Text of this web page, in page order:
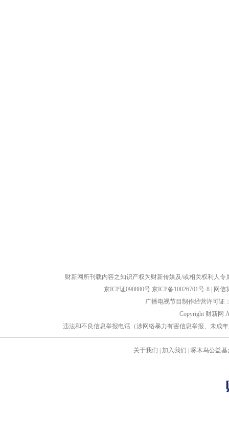
财新网所刊载内容之知识产权为财新传媒及/或相关权利人
京ICP证090880号 京ICP备10026701号-8
网信
广播电视节目制作经营许可证
Copyright 财新网
违法和不良信息举报电话（涉网络暴力有害信息举报、未成
关于我们 加入我们 啄木鸟公益